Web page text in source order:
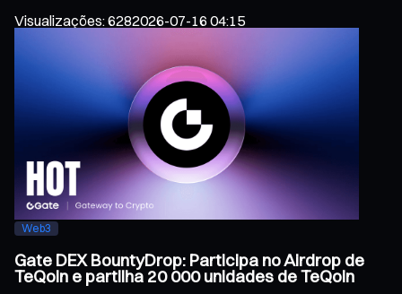
Visualizações:6282026-07-16 04:15
Web3
Gate DEX BountyDrop: Participa no Airdrop de
TeQoin e partilha 20 000 unidades de TeQoin